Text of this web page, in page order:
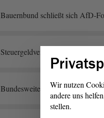
Bauernbund schließt sich AfD-
Steuergeldverschwendung
Bundesweites Sparpaket
Wir nutzen
andere uns
stellen.